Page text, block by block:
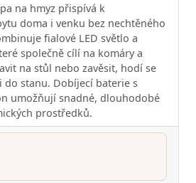
na hmyz přispívá k
doma i venku bez nechtěného
fialové LED světlo a
společně cílí na komáry a
na stůl nebo zavěsit, hodí se
do stanu. Dobíjecí baterie s
umožňují snadné, dlouhodobé
prostředků.